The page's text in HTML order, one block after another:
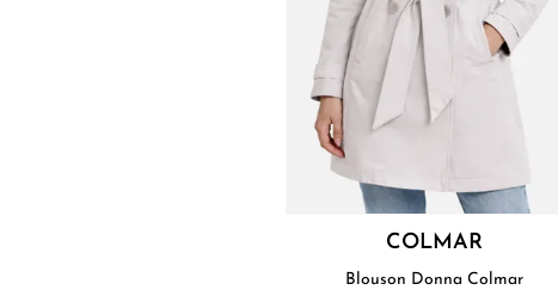
COLMAR
Blouson Donna Colmar